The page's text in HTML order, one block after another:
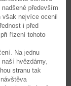
především
nejvíce ocenil
i před
řízení tohoto
Na jednu
hvězdárny,
stranu tak